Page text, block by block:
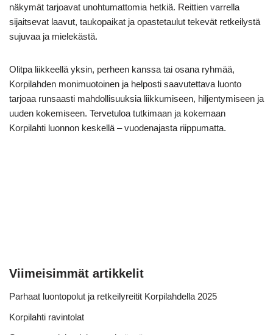
näkymät tarjoavat unohtumattomia hetkiä. Reittien varrella
sijaitsevat laavut, taukopaikat ja opastetaulut tekevät retkeilystä
sujuvaa ja mielekästä.
Olitpa liikkeellä yksin, perheen kanssa tai osana ryhmää,
Korpilahden monimuotoinen ja helposti saavutettava luonto
tarjoaa runsaasti mahdollisuuksia liikkumiseen, hiljentymiseen ja
uuden kokemiseen. Tervetuloa tutkimaan ja kokemaan
Korpilahti luonnon keskellä – vuodenajasta riippumatta.
Viimeisimmät artikkelit
Parhaat luontopolut ja retkeilyreitit Korpilahdella 2025
Korpilahti ravintolat